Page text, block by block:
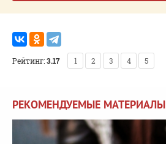
Рейтинг:3.17 1 2 3 4 5
РЕКОМЕНДУЕМЫЕ МАТЕРИАЛЫ